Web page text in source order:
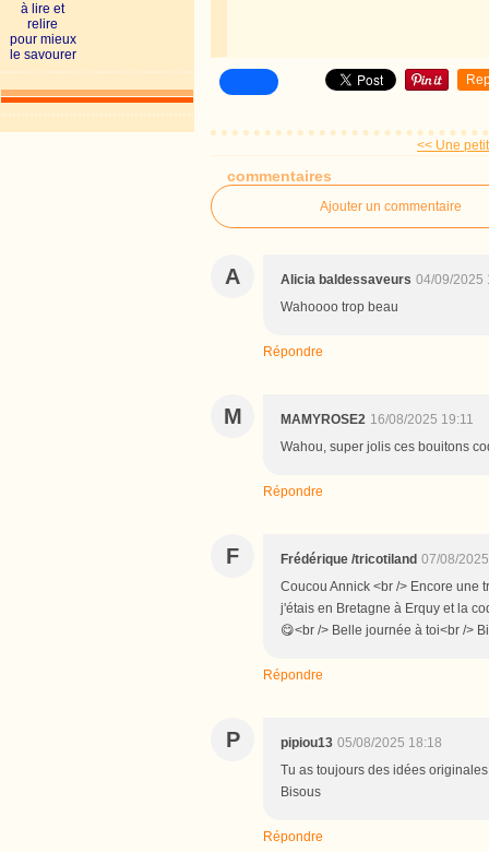
à lire et
relire
pour mieux
le savourer
<< Une
commentaires
Ajouter un commentaire
A Alicia baldessaveurs 04/09/2025
Wahoooo trop beau
Répondre
M MAMYROSE2 16/08/2025 19:11
Wahou, super jolis ces bouitons
Répondre
F Frédérique /tricotiland 07/08/
Coucou Annick <br /> Encore une
j'étais en Bretagne à Erquy et la
😋<br /> Belle journée à toi<br />
Répondre
P pipiou13 05/08/2025 18:18
Tu as toujours des idées
Bisous
Répondre